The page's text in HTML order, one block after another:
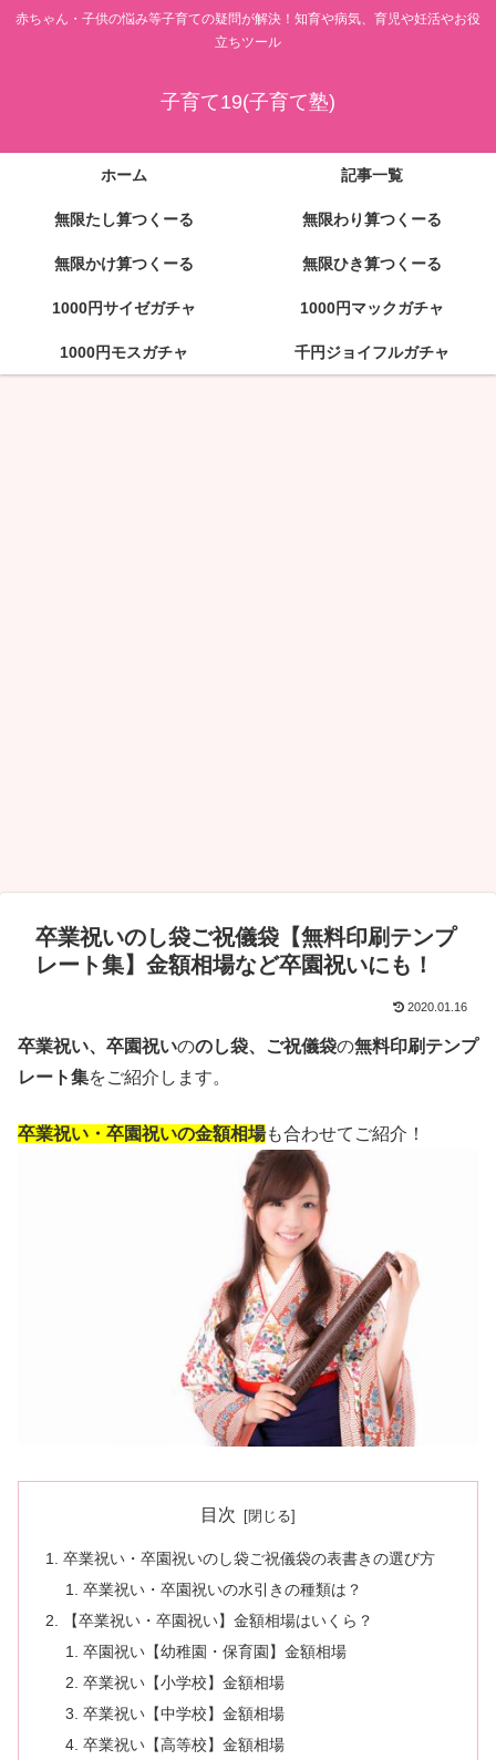
赤ちゃん・子供の悩み等子育ての疑問が解決！知育や病気、育児や妊活やお役
立ちツール
子育て19(子育て塾)
ホーム 記事一覧
無限たし算つくーる 無限わり算つくーる
無限かけ算つくーる 無限ひき算つくーる
1000円サイゼガチャ 1000円マックガチャ
1000円モスガチャ 千円ジョイフルガチャ
卒業祝いのし袋ご祝儀袋【無料印刷テンプ
レート集】金額相場など卒園祝いにも！
2020.01.16
卒業祝い、卒園祝いののし袋、ご祝儀袋の無料印刷テンプ
レート集をご紹介します。
卒業祝い・卒園祝いの金額相場も合わせてご紹介！
目次
卒業祝い・卒園祝いのし袋ご祝儀袋の表書きの選び方
卒業祝い・卒園祝いの水引きの種類は？
【卒業祝い・卒園祝い】金額相場はいくら？
卒園祝い【幼稚園・保育園】金額相場
卒業祝い【小学校】金額相場
卒業祝い【中学校】金額相場
卒業祝い【高等校】金額相場